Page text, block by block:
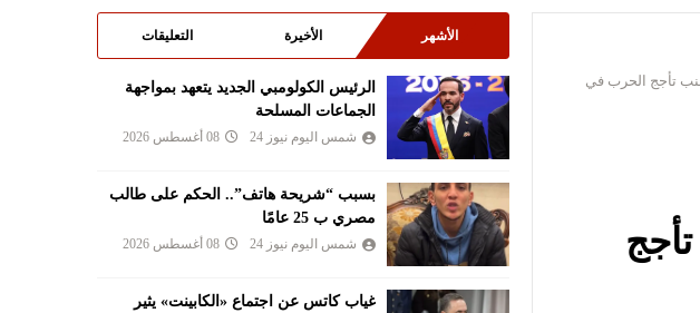
تأجج الحرب في
الأشهر الأخيرة التعليقات
الرئيس الكولومبي الجديد يتعهد بمواجهة
الجماعات المسلحة
شمس اليوم نيوز 24 08 أغسطس 2026
بسبب “شريحة هاتف”.. الحكم على طالب
مصري ب 25 عامًا
شمس اليوم نيوز 24 08 أغسطس 2026
غياب كاتس عن اجتماع «الكابينت» يثير